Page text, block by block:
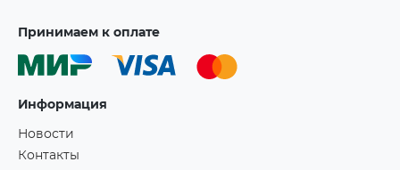
Принимаем к оплате
Информация
Новости
Контакты